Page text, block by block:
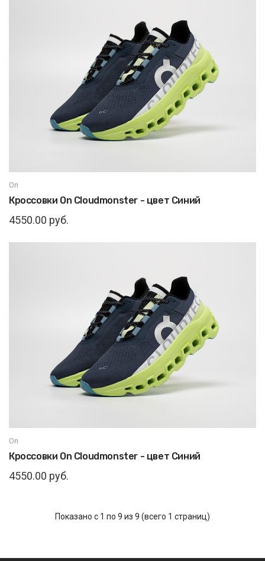
On
Кроссовки On Cloudmonster - цвет Синий
4550.00 руб.
On
Кроссовки On Cloudmonster - цвет Синий
4550.00 руб.
Показано с 1 по 9 из 9 (всего 1 страниц)